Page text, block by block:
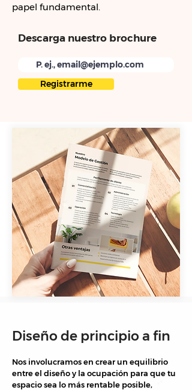
papel fundamental.
Descarga nuestro brochure
Registrarme
Diseño de principio a fin
Nos involucramos en crear un equilibrio
entre el diseño y la ocupación para que tu
espacio sea lo más rentable posible,